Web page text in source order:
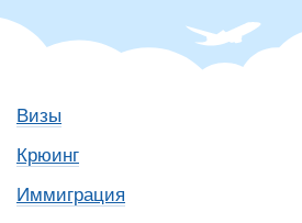
Визы
Крюинг
Иммиграция